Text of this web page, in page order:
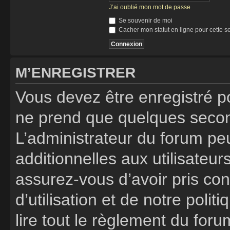
J’ai oublié mon mot de passe
Se souvenir de moi
Cacher mon statut en ligne pour cette
M’ENREGISTRER
Vous devez être enregistré
ne prend que quelques
L’administrateur du forum
additionnelles aux
assurez-vous d’avoir pris
d’utilisation et de notre
lire tout le règlement du